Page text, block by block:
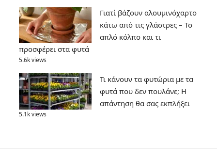
Γιατί βάζουν αλουμινόχαρτο
κάτω από τις γλάστρες – Το
απλό κόλπο και τι
προσφέρει στα φυτά
5.6k views
Τι κάνουν τα φυτώρια με τα
φυτά που δεν πουλάνε; Η
απάντηση θα σας εκπλήξει
5.1k views